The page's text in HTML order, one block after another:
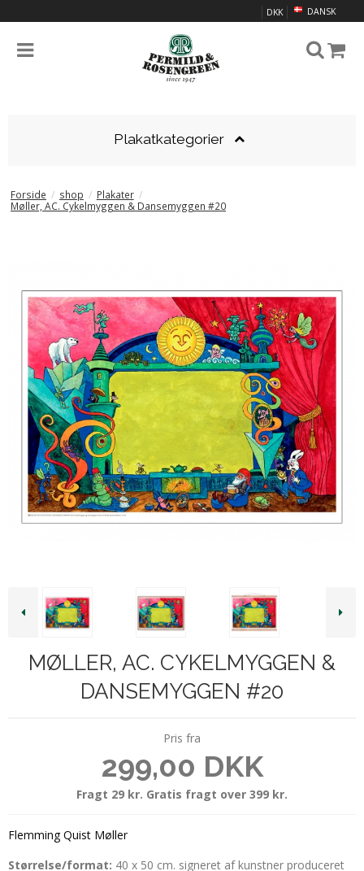
DANSK
DKK
Plakatkategorier
Forside / shop / Plakater /
Møller, AC. Cykelmyggen & Dansemyggen #20
MØLLER, AC. CYKELMYGGEN &
DANSEMYGGEN #20
Pris fra
299,00 DKK
Fragt 29 kr. Gratis fragt over 399 kr.
Flemming Quist Møller
Størrelse/format: 40 x 50 cm. signeret af kunstner produceret